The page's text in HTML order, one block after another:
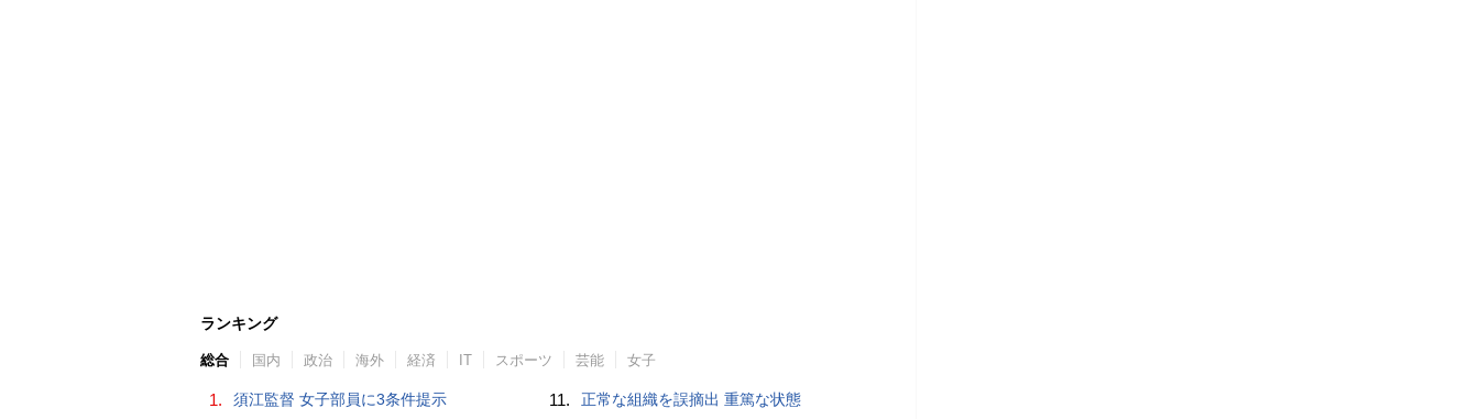
ランキング
総合 国内 政治 海外 経済 IT スポーツ 芸能 女子
1. 須江監督 女子部員に3条件提示 11. 正常な組織を誤摘出 重篤な状態